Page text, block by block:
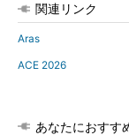
関連リンク
Aras
ACE 2026
あなたにおすす